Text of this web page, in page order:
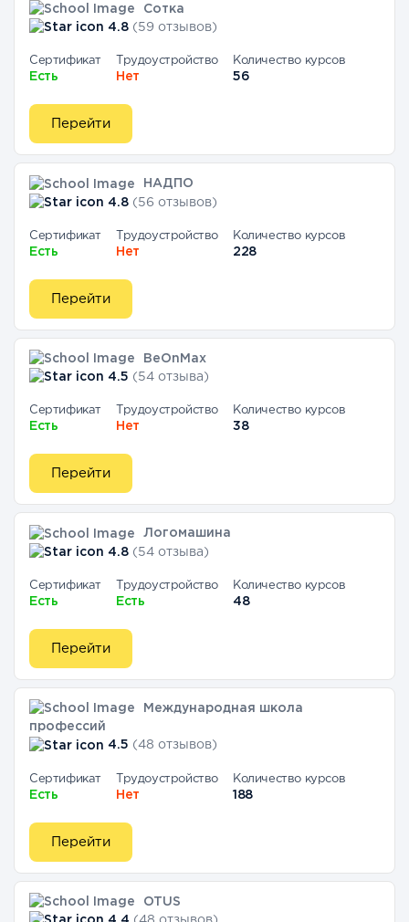
Сотка
4.8 (59 отзывов)
Сертификат
Есть
Трудоустройство
Нет
Количество курсов
56
Перейти
НАДПО
4.8 (56 отзывов)
Сертификат
Есть
Трудоустройство
Нет
Количество курсов
228
Перейти
BeOnMax
4.5 (54 отзыва)
Сертификат
Есть
Трудоустройство
Нет
Количество курсов
38
Перейти
Логомашина
4.8 (54 отзыва)
Сертификат
Есть
Трудоустройство
Есть
Количество курсов
48
Перейти
Международная школа
профессий
4.5 (48 отзывов)
Сертификат
Есть
Трудоустройство
Нет
Количество курсов
188
Перейти
OTUS